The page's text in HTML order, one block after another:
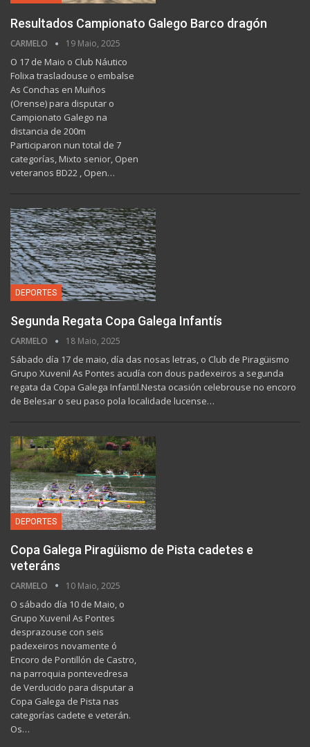
Resultados Campionato Galego Barco dragón
CARMELO 19 Maio, 2025
O 17 de Maio o Club Náutico
Folixa trasladouse o embalse
As Conchas en Muiños
(Orense) para disputar o
Campionato Galego na
distancia de 200m
Participaron nun total de 7
categorías, Mixto senior, Open
veteranos BD22 , Open…
DEPORTES
Segunda Regata Copa Galega Infantís
CARMELO 18 Maio, 2025
Sábado día 17 de maio, día das nosas letras, o Club de Piragüismo
Grupo Xuvenil As Pontes acudía con dous padexeiros a segunda
regata da Copa Galega Infantil.Nesta ocasión celebrouse no encoro
de Belesar o seu paso pola localidade lucense…
DEPORTES
Copa Galega Piragüismo de Pista cadetes e
veteráns
CARMELO 10 Maio, 2025
O sábado día 10 de Maio, o
Grupo Xuvenil As Pontes
desprazouse con seis
padexeiros novamente ó
Encoro de Pontillón de Castro,
na parroquia pontevedresa
de Verducido para disputar a
Copa Galega de Pista nas
categorías cadete e veterán.
Os…